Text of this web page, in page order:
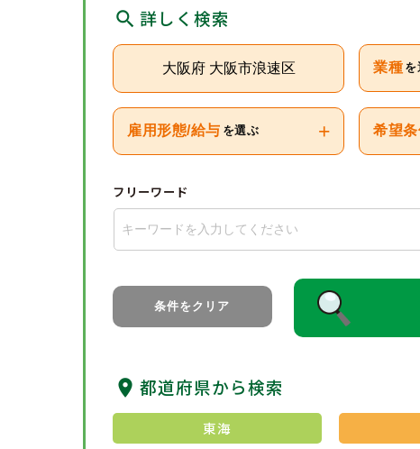
詳しく検索
大阪府 大阪市浪速区 業種 を
雇用形態/給与 を選ぶ + 希望
フリーワード
条件をクリア
都道府県から検索
東海